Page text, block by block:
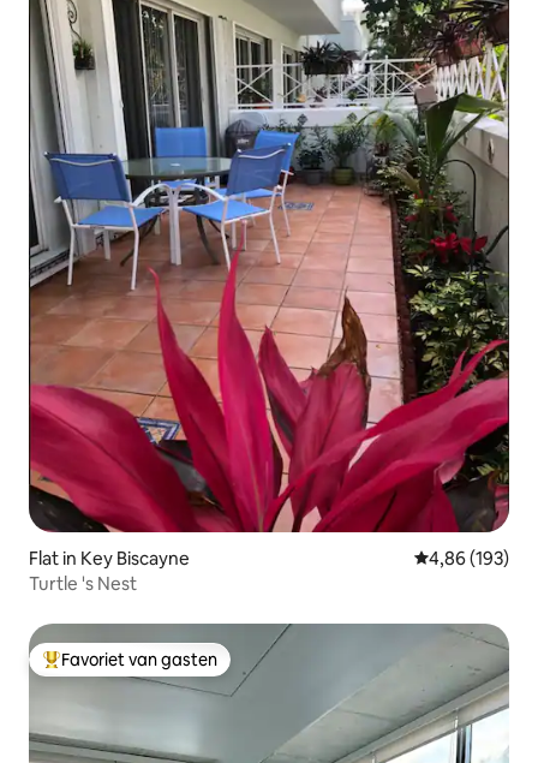
Flat in Key Biscayne Gemiddelde
4,86 (193)
Turtle 's Nest
Topfavoriet van gasten
Favoriet van gasten